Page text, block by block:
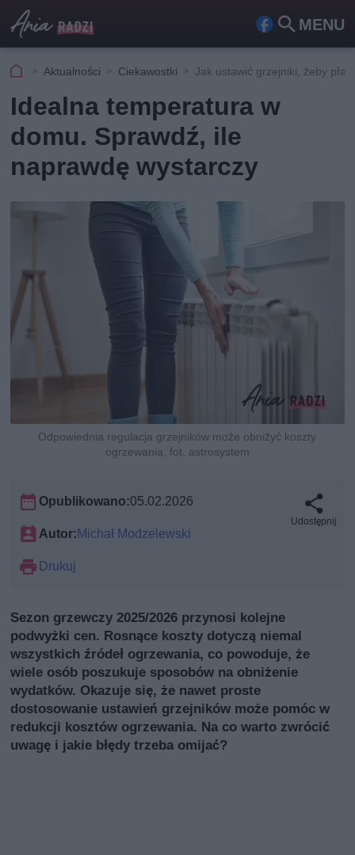
MENU
Fa
ook
Szu
kaj
Aktualności Ciekawostki Jak ustawić grzejniki, żeby
Idealna temperatura w
domu. Sprawdź, ile
naprawdę wystarczy
Odpowiednia regulacja grzejników może obniżyć koszty
ogrzewania, fot. astrosystem
Opublikowano:05.02.2026
Autor:Michał Modzelewski
Drukuj
Udostępnij
Sezon grzewczy 2025/2026 przynosi kolejne
podwyżki cen. Rosnące koszty dotyczą niemal
wszystkich źródeł ogrzewania, co powoduje, że
wiele osób poszukuje sposobów na obniżenie
wydatków. Okazuje się, że nawet proste
dostosowanie ustawień grzejników może pomóc w
redukcji kosztów ogrzewania. Na co warto zwrócić
uwagę i jakie błędy trzeba omijać?